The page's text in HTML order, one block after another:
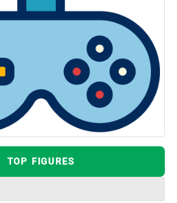
TOP FIGURES